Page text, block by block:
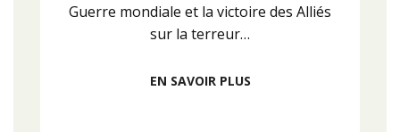
Guerre mondiale et la victoire des Alliés
sur la terreur…
EN SAVOIR PLUS